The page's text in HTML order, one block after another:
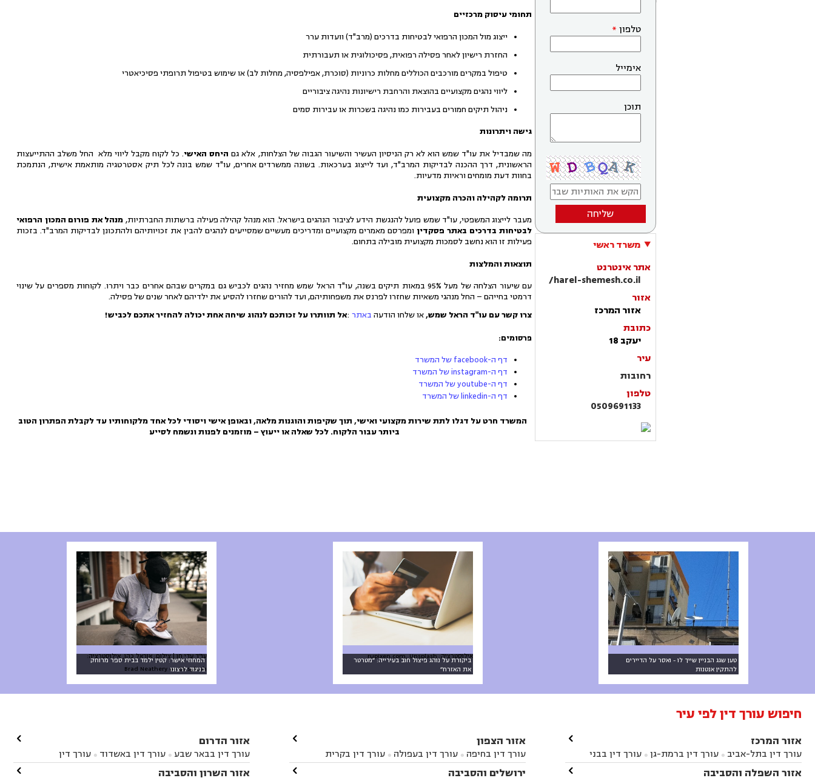
טלפון
אימייל
תוכן
שליחה
משרד ראשי
אתר אינטרנט
harel-shemesh.co.il/
אזור
אזור המרכז
כתובת
יעקב 18
עיר
רחובות
טלפון
0509691133
תחומי עיסוק מרכזיים
ייצוג מול המכון הרפואי לבטיחות בדרכים (מרב"ד) וועדות ערר
החזרת רישיון לאחר פסילה רפואית, פסיכולוגית או תעבורתית
טיפול במקרים מורכבים הכוללים מחלות כרוניות (סוכרת, אפילפסיה, מחלות לב) או שימוש בטיפול תרופתי פסיכיאטרי
ליווי נהגים מקצועיים בהוצאת והרחבת רישיונות נהיגה ציבוריים
ניהול תיקים חמורים בעבירות כמו נהיגה בשכרות או עבירות סמים
גישה ויתרונות
מה שמבדיל את עו"ד שמש הוא לא רק הניסיון העשיר והשיעור הגבוה של הצלחות, אלא גם היחס האישי. כל לקוח מקבל ליווי מלא החל משלב ההתייעצות
הראשונית, דרך ההכנה לבדיקות המרב"ד, ועד לייצוג בערכאות. בשונה ממשרדים אחרים, עו"ד שמש בונה לכל תיק אסטרטגיה מותאמת אישית, הנתמכת
בחוות דעת מומחים וראיות מדעיות.
תרומה לקהילה והכרה מקצועית
מעבר לייצוג המשפטי, עו"ד שמש פועל להנגשת הידע לציבור הנהגים בישראל. הוא מנהל קהילה פעילה ברשתות החברתיות, מנהל את פורום המכון הרפואי
לבטיחות בדרכים באתר פסקדין ומפרסם מאמרים מקצועיים ומדריכים מעשיים שמסייעים לנהגים להבין את זכויותיהם ולהתכונן לבדיקות המרב"ד. בזכות
פעילות זו הוא נחשב לסמכות מקצועית מובילה בתחום.
תוצאות והמלצות
עם שיעור הצלחה של מעל 95% במאות תיקים בשנה, עו"ד הראל שמש מחזיר נהגים לכביש גם במקרים שבהם אחרים כבר ויתרו. לקוחות מספרים על שינוי
דרמטי בחייהם – החל מנהגי משאיות שחזרו לפרנס את משפחותיהם, ועד להורים שחזרו להסיע את ילדיהם לאחר שנים של פסילה.
צרו קשר עם עו"ד הראל שמש,או שלחו הודעה באתר :אל תוותרו על זכותכם לנהוג שיחה אחת יכולה להחזיר אתכם לכביש!
פרסומים:
דף ה-facebook של המשרד
דף ה-instagram של המשרד
דף ה-youtube של המשרד
דף ה-linkedin של המשרד
המשרד חרט על דגלו לתת שירות מקצועי ואישי, תוך שקיפות והוגנות מלאה, ובאופן אישי ויסודי לכל אחד מלקוחותיו עד לקבלת הפתרון הטוב
ביותר עבור הלקוח. לכל שאלה או ייעוץ – מוזמנים לפנות ונשמח לסייע
טען שגג הבניין שייך לו - ואסר על הדיירים
להתקין אנטנות
ביקורת על נוהג פיצול חוב בעירייה: ״מטרטר
את האזרח״
אילוסטרציה: rupixen.com, Unsplash
המחוזי אישר: קטין ילמד בבית ספר מרוחק
בניגוד לרצונו
עו"ד עדי חן | צילום: אוראל כהן, אילוסטרציה:
Brad Neathery on Unsplash
חיפוש עורך דין לפי עיר
אזור המרכז
עורך דין בתל-אביב  עורך דין ברמת-גן 
עורך דין בבני
ברק עורך דין בפתח תקווה עורך דין בראשון לציון

אזור השפלה והסביבה 
אזור הצפון
עורך דין בחיפה  עורך דין בעפולה 
עורך דין בקרית
אתא
עורך דין בנהריה עורך דין בראש פינה
עורך דין

ירושלים והסביבה 
אזור הדרום
עורך דין בבאר שבע  עורך דין באשדוד 
עורך דין
באשקלון
עורך דין בבאר טוביה עורך דין בגן יבנה

אזור השרון והסביבה 